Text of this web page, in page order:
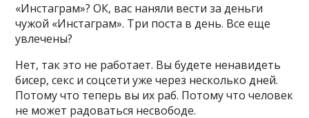
«Инстаграм»? ОК, вас наняли вести за деньги
чужой «Инстаграм». Три поста в день. Все еще
увлечены?
Нет, так это не работает. Вы будете ненавидеть
бисер, секс и соцсети уже через несколько дней.
Потому что теперь вы их раб. Потому что человек
не может радоваться несвободе.